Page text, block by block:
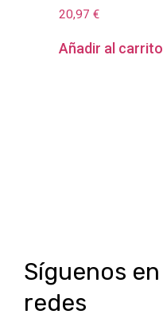
20,97€
Añadir al carrito
Síguenos en
redes